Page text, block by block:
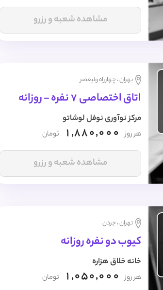
مشاهده شعبه و رزرو
تهران ، چهارراه ولیعصر
اتاق اختصاصی 7 نفره - روزانه
مرکز نوآوری نوفل لوشاتو
هر روز 1,880,000 تومان
مشاهده شعبه و رزرو
تهران ، جردن
کیوب دو نفره روزانه
خانه خلاق هزاره
هر روز 1,050,000 تومان